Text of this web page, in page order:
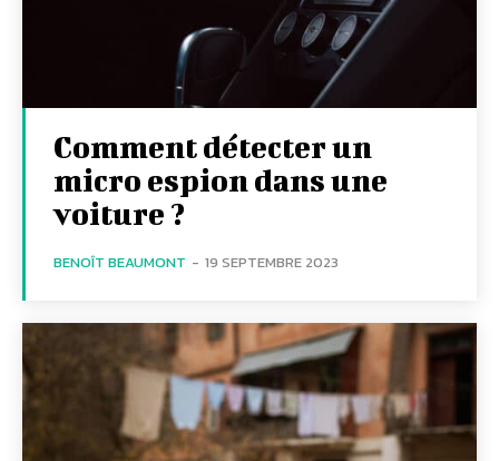
Comment détecter un
micro espion dans une
voiture ?
BENOÎT BEAUMONT - 19 SEPTEMBRE 2023